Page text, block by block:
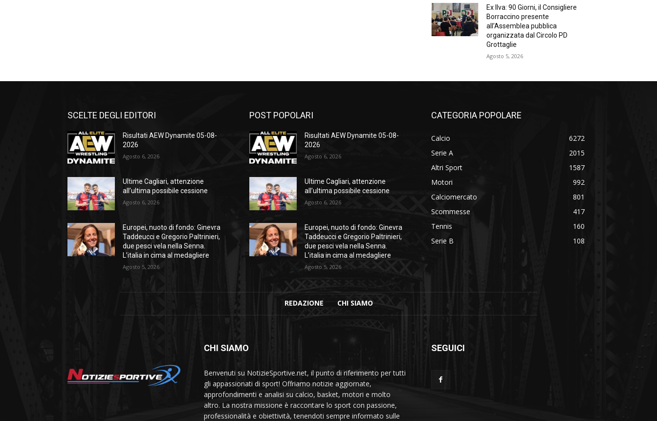
Ex Ilva: 90 Giorni, il Consigliere
Borraccino presente
all’Assemblea pubblica
organizzata dal Circolo PD
Grottaglie
Agosto 5, 2026
SCELTE DEGLI EDITORI
Risultati AEW Dynamite 05-08-
2026
Agosto 6, 2026
Ultime Cagliari, attenzione
all’ultima possibile cessione
Agosto 6, 2026
Europei, nuoto di fondo: Ginevra
Taddeucci e Gregorio Paltrinieri,
due pesci vela nella Senna.
L’italia in cima al medagliere
Agosto 5, 2026
POST POPOLARI
Risultati AEW Dynamite 05-08-
2026
Agosto 6, 2026
Ultime Cagliari, attenzione
all’ultima possibile cessione
Agosto 6, 2026
Europei, nuoto di fondo: Ginevra
Taddeucci e Gregorio Paltrinieri,
due pesci vela nella Senna.
L’italia in cima al medagliere
Agosto 5, 2026
CATEGORIA POPOLARE
Calcio
6272
Serie A
2015
Altri Sport
1587
Motori
992
Calciomercato
801
Scommesse
417
Tennis
160
Serie B
108
REDAZIONE CHI SIAMO
CHI SIAMO
Benvenuti su NotizieSportive.net, il punto di riferimento per tutti
gli appassionati di sport! Offriamo notizie aggiornate,
approfondimenti e analisi su calcio, basket, motori e molto
altro. La nostra missione è raccontare lo sport con passione,
professionalità e obiettività, tenendoti sempre informato sulle
SEGUICI